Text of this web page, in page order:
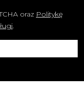
oraz Politykę
.